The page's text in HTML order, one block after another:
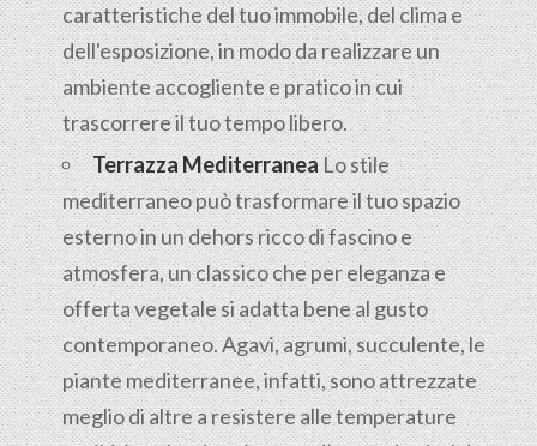
caratteristiche del tuo immobile, del clima e
dell'esposizione, in modo da realizzare un
ambiente accogliente e pratico in cui
trascorrere il tuo tempo libero.
Terrazza MediterraneaLo stile
mediterraneo può trasformare il tuo spazio
esterno in un dehors ricco di fascino e
atmosfera, un classico che per eleganza e
offerta vegetale si adatta bene al gusto
contemporaneo. Agavi, agrumi, succulente, le
piante mediterranee, infatti, sono attrezzate
meglio di altre a resistere alle temperature